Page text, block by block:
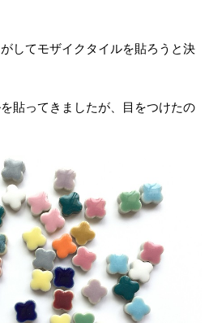
してモザイクタイルを貼ろうと決
貼ってきましたが、目をつけたの